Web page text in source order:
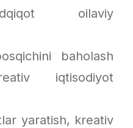
oilaviy
baholash
iqtisodiyot
yaratish, kreativ